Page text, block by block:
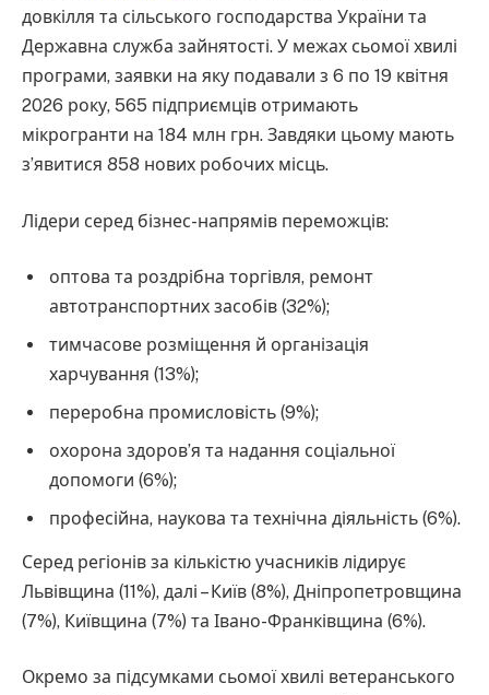
довкілля та сільського господарства України та
Державна служба зайнятості. У межах сьомої хвилі
програми, заявки на яку подавали з 6 по 19 квітня
2026 року, 565 підприємців отримають
мікрогранти на 184 млн грн. Завдяки цьому мають
з’явитися 858 нових робочих місць.
Лідери серед бізнес-напрямів переможців:
оптова та роздрібна торгівля, ремонт
автотранспортних засобів (32%);
тимчасове розміщення й організація
харчування (13%);
переробна промисловість (9%);
охорона здоров’я та надання соціальної
допомоги (6%);
професійна, наукова та технічна діяльність (6%).
Серед регіонів за кількістю учасників лідирує
Львівщина (11%), далі – Київ (8%), Дніпропетровщина
(7%), Київщина (7%) та Івано-Франківщина (6%).
Окремо за підсумками сьомої хвилі ветеранського